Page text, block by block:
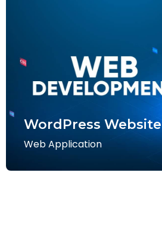
WordPress Website
Web Application